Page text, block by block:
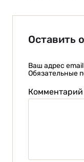
Оставить
Ваш адрес
Обязательные
Комментарий